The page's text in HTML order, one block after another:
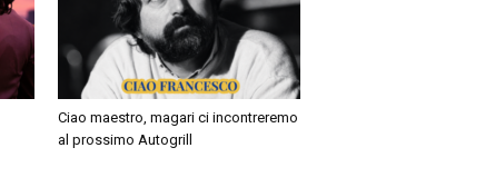
Ciao maestro, magari ci incontreremo
al prossimo Autogrill